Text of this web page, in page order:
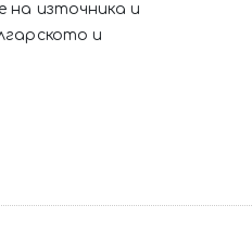
на източника и
и